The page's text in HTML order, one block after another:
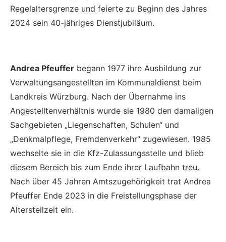
Regelaltersgrenze und feierte zu Beginn des Jahres
2024 sein 40-jähriges Dienstjubiläum.
Andrea Pfeuffer begann 1977 ihre Ausbildung zur
Verwaltungsangestellten im Kommunaldienst beim
Landkreis Würzburg. Nach der Übernahme ins
Angestelltenverhältnis wurde sie 1980 den damaligen
Sachgebieten „Liegenschaften, Schulen“ und
„Denkmalpflege, Fremdenverkehr“ zugewiesen. 1985
wechselte sie in die Kfz-Zulassungsstelle und blieb
diesem Bereich bis zum Ende ihrer Laufbahn treu.
Nach über 45 Jahren Amtszugehörigkeit trat Andrea
Pfeuffer Ende 2023 in die Freistellungsphase der
Altersteilzeit ein.